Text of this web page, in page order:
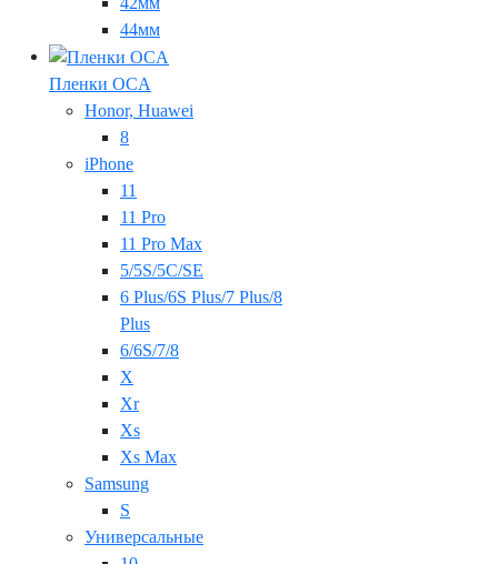
44мм
Пленки OCA
Honor, Huawei
8
iPhone
11
11 Pro
11 Pro Max
5/5S/5C/SE
6 Plus/6S Plus/7 Plus/8
Plus
6/6S/7/8
X
Xr
Xs
Xs Max
Samsung
S
Универсальные